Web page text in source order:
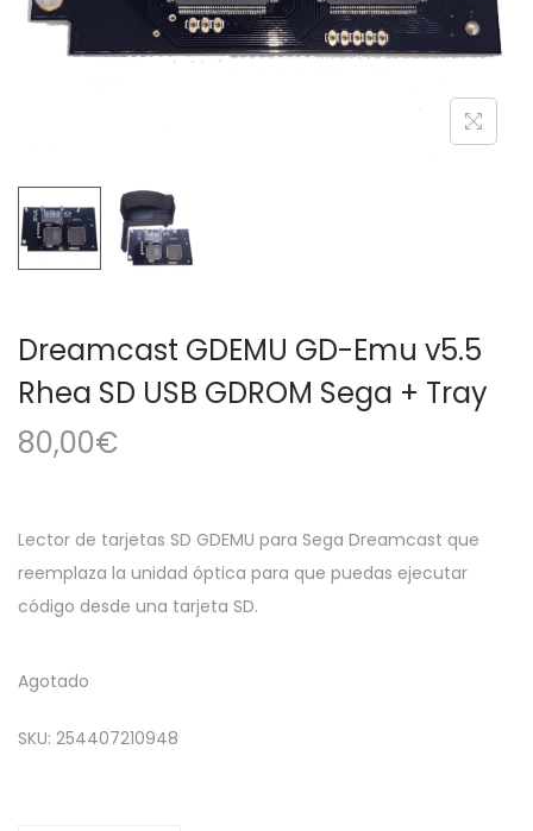
a
c
i
d
Dreamcast GDEMU GD-Emu v5.5
Rhea SD USB GDROM Sega + Tray
80,00€
Lector de tarjetas SD GDEMU para Sega Dreamcast que
reemplaza la unidad óptica para que puedas ejecutar
código desde una tarjeta SD.
Agotado
SKU: 254407210948